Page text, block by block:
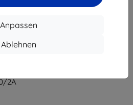
Anpassen
Ablehnen
2A